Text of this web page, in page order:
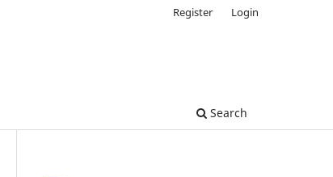
Search
Register Login